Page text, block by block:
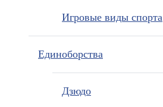
Игровые виды спорта
Единоборства
Дзюдо